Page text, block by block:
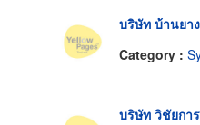
บริษัท บ้านยา
Category :
บริษัท วิชัยกา